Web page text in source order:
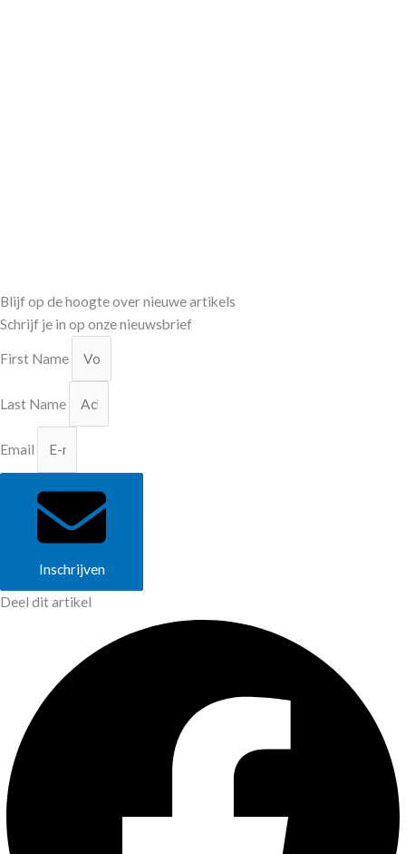
Blijf op de hoogte over nieuwe artikels
Schrijf je in op onze nieuwsbrief
First Name
Last Name
Email
Inschrijven
Deel dit artikel